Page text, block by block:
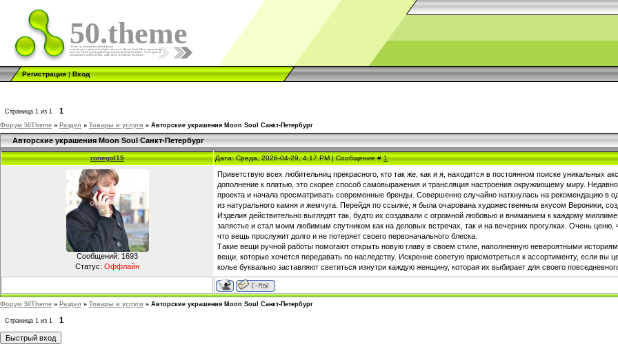
50.theme
Регистрация|Вход
Страница 1 из 1 1
Форум 50Theme » Раздел » Товары и услуги » Авторские украшения Moon Soul Санкт-Петербург
Авторские украшения Moon Soul Санкт-Петербург
ronegol15 Дата: Среда, 2026-04-29, 4:17 PM | Сообщение #1
Сообщений: 1693
Статус: Оффлайн
Приветствую всех любительниц прекрасного, кто так же, как и я, находится в постоянном поиске
дополнение к платью, это скорее способ самовыражения и трансляция настроения окружающему миру.
проекта и начала просматривать современные бренды. Совершенно случайно наткнулась на рекомендацию в
из натурального камня и жемчуга. Перейдя по ссылке, я была очарована художественным вкусом Вероники,
Изделия действительно выглядят так, будто их создавали с огромной любовью и вниманием к каждому
запястье и стал моим любимым спутником как на деловых встречах, так и на вечерних прогулках. Очень ценю,
что вещь прослужит долго и не потеряет своего первоначального блеска.
Такие вещи ручной работы помогают открыть новую главу в своем стиле, наполненную невероятными
вещи, которые хочется передавать по наследству. Искренне советую присмотреться к ассортименту, если вы
колье буквально заставляют светиться изнутри каждую женщину, которая их выбирает для своего
Форум 50Theme » Раздел » Товары и услуги » Авторские украшения Moon Soul Санкт-Петербург
Страница 1 из 1
1